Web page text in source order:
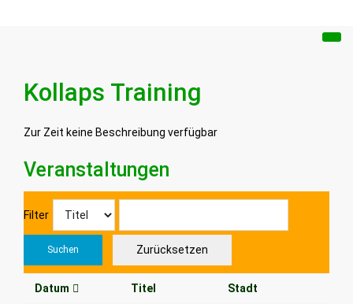
Kollaps Training
Zur Zeit keine Beschreibung verfügbar
Veranstaltungen
Filter
Suchen Zurücksetzen
Datum Titel Stadt